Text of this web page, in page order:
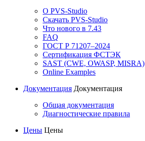
О PVS-Studio
Скачать PVS-Studio
Что нового в 7.43
FAQ
ГОСТ Р 71207–2024
Сертификация ФСТЭК
SAST (CWE, OWASP, MISRA)
Online Examples
Документация Документация
Общая документация
Диагностические правила
Цены Цены